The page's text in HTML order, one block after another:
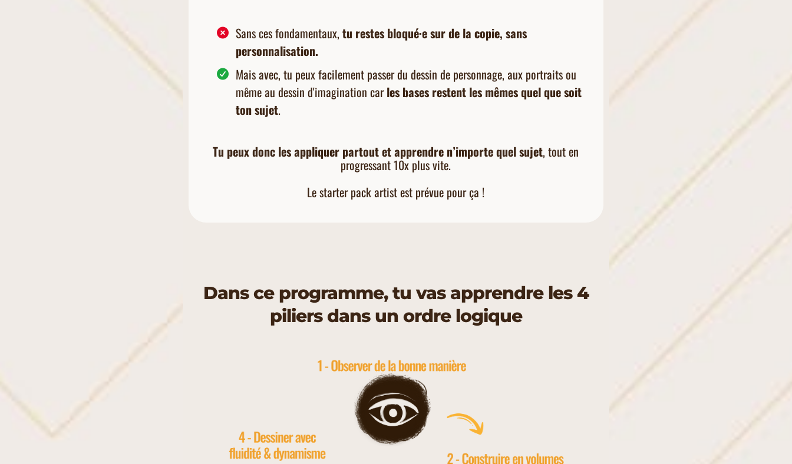
Sans ces fondamentaux, tu restes bloqué·e sur de la copie, sans
personnalisation.
Mais avec, tu peux facilement passer du dessin de personnage, aux portraits ou
même au dessin d'imagination carles bases restent les mêmes quel que soit
ton sujet.
Tu peux donc les appliquer partout et apprendre n’importe quel sujet, tout en
progressant 10x plus vite.
Le starter pack artist est prévue pour ça !
Dans ce programme, tu vas apprendre les 4
piliers dans un ordre logique